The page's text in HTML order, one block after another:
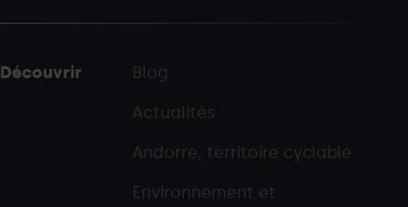
Découvrir
Blog
Actualités
Andorre, territoire cyclable
Environnement et